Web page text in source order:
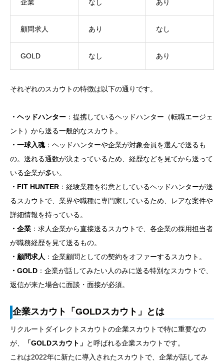
企業 なし あり
顧問求人 あり なし
GOLD なし あり
それぞれのスカウトの特徴は以下の通りです。
・ヘッドハンター ：提携しているヘッドハンター（転職エージェ
ント）から送る一般的なスカウト。
・一球入魂：ヘッドハンターや企業が対象会員を選んで送るも
の。送れる通数が決まっているため、経歴などを見てから送って
いる企業が多い。
・FIT HUNTER ：経験業種を得意としているヘッドハンターが送
るスカウトで、業界や職種に専門家しているため、レアな案件や
詳細情報を持っている。
・企業 ：求人企業から直接送るスカウトで、各企業の採用担当者
が職務経歴を見て送るもの。
・顧問求人 ：企業顧問としての契約をオファーするスカウト。
・GOLD ：企業が話してみたい人のみに送る特別なスカウトで、
返信が来た場合に面談・面接が必須。
企業スカウト「GOLDスカウト」とは
リクルートダイレクトスカウトの企業スカウトで特に重要なの
が、
「GOLDスカウト」 と呼ばれる企業スカウトです。
これは2022年に新たに導入されたスカウトで、企業が話してみ